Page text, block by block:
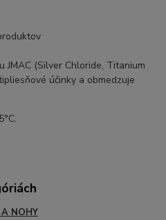
JMAC (Silver Chloride, Titanium
účinky a obmedzuje
NOHY